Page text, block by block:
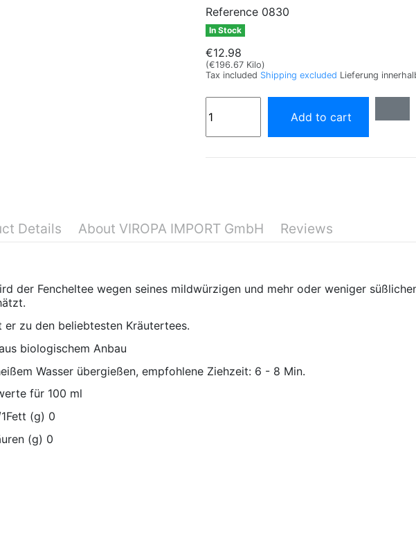
Reference 0830
In Stock
€12.98
(€196.67 Kilo)
Tax included Shipping excluded Lieferung
Add to cart
Details About VIROPA IMPORT GmbH Reviews
der Fencheltee wegen seines mildwürzigen und mehr oder weniger
er zu den beliebtesten Kräutertees.
biologischem Anbau
Wasser übergießen, empfohlene Ziehzeit: 6 - 8 Min.
für 100 ml
(g) 0
(g) 0